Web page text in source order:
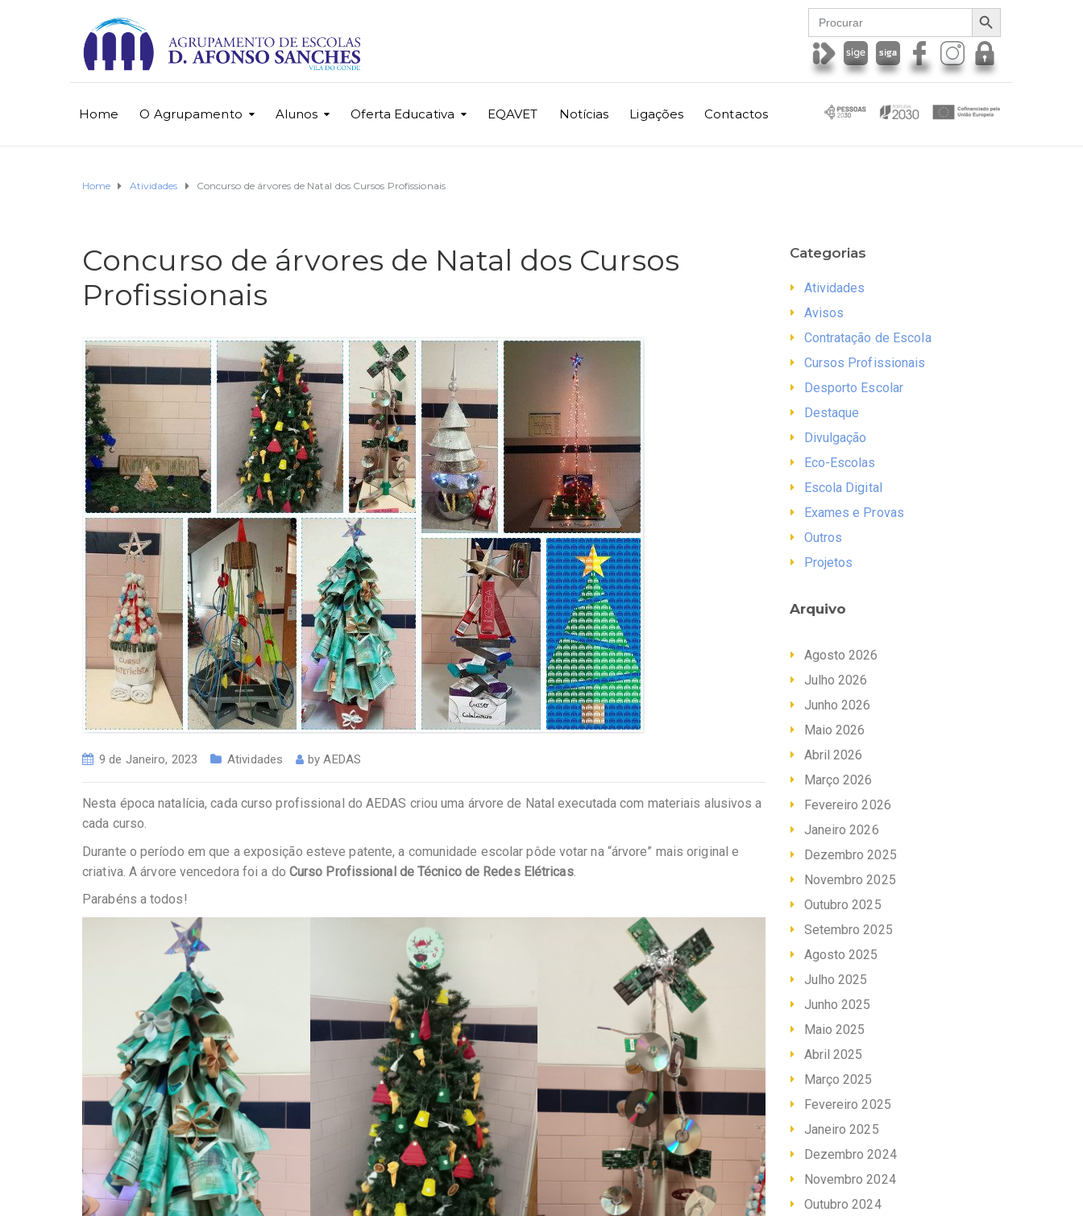
Search
for:
SEARCH BUTTON
Home O Agrupamento Alunos Oferta Educativa EQAVET Notícias Ligações Contactos
Home Atividades Concurso de árvores de Natal dos Cursos Profissionais
Concurso de árvores de Natal dos Cursos
Profissionais
9 de Janeiro, 2023 Atividades byAEDAS
Nesta época natalícia, cada curso profissional do AEDAS criou uma árvore de Natal executada com materiais alusivos a
cada curso.
Durante o período em que a exposição esteve patente, a comunidade escolar pôde votar na “árvore” mais original e
criativa. A árvore vencedora foi a do Curso Profissional de Técnico de Redes Elétricas.
Parabéns a todos!
Categorias
Atividades
Avisos
Contratação de Escola
Cursos Profissionais
Desporto Escolar
Destaque
Divulgação
Eco-Escolas
Escola Digital
Exames e Provas
Outros
Projetos
Arquivo
Agosto 2026
Julho 2026
Junho 2026
Maio 2026
Abril 2026
Março 2026
Fevereiro 2026
Janeiro 2026
Dezembro 2025
Novembro 2025
Outubro 2025
Setembro 2025
Agosto 2025
Julho 2025
Junho 2025
Maio 2025
Abril 2025
Março 2025
Fevereiro 2025
Janeiro 2025
Dezembro 2024
Novembro 2024
Outubro 2024